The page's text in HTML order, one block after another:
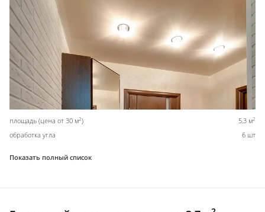
площадь (цена от 30 м2) 5,3 м2
обработка угла 6 шт
Показать полный список